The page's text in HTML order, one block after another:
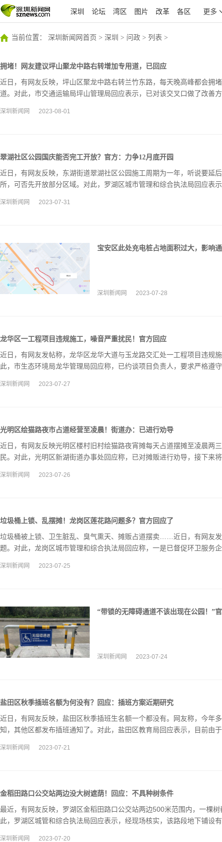
深圳 论坛 湾区 图片 改革 各区 更多
当前位置： 深圳新闻网首页 > 深圳 > 问政 > 列表 >
拥堵！网友建议坪山聚龙中路右转增加专用道，已回应
近日，有网友反映，坪山区聚龙中路右转兰竹东路，每天晚高峰都会拥
道。对此，市交通运输局坪山管理局回应表示，已对该交叉口做了改善
深圳新闻网 2023-08-01
翠湖社区公园国庆能否完工开放？官方：力争12月底开园
近日，有网友反映，东湖街道翠湖社区公园施工周期为一年，听说要延
所，可否先开放部分区域。对此，罗湖区城市管理和综合执法局回应表
深圳新闻网 2023-07-31
宝安区此处充电桩占地面积过大，影响
深圳新闻网 2023-07-28
龙华区一工程项目违规施工，噪音严重扰民！官方回应
近日，有网友发帖称，龙华区龙华大道与玉龙路交汇处一工程项目违规
此，市生态环境局龙华管理局回应称，已约谈项目负责人，要求严格遵
深圳新闻网 2023-07-27
光明区绘猫路夜市占道经营至凌晨！街道办：已进行劝导
近日，有网友反映光明区楼村旧村绘猫路夜宵摊每天占道摆摊至凌晨两
民。对此，光明区新湖街道办事处回应称，已对摊贩进行劝导，接下来
深圳新闻网 2023-07-26
垃圾桶上锁、乱摆摊！龙岗区莲花路问题多？官方回应了
垃圾桶被上锁、卫生脏乱、臭气熏天、摊贩占道摆卖……近日，有网友
题。对此，龙岗区城市管理和综合执法局回应称，一是已督促环卫服务
深圳新闻网 2023-07-25
“带锁的无障碍通道不该出现在公园！”
深圳新闻网 2023-07-24
盐田区秋季插班名额为何没有？回应：插班方案近期研究
近日，有网友反映，盐田区秋季插班生名额一个都没有。网友称，今年
知，其他区都发布插班通知了。对此，盐田区教育局回应表示，目前由
深圳新闻网 2023-07-21
金稻田路口公交站两边没大树遮荫！回应：不具种树条件
最近，有网友反映，罗湖区金稻田路口公交站两边500米范围内，一棵
此，罗湖区城管和综合执法局回应表示，经现场核实，该路段地下铺设
深圳新闻网 2023-07-20